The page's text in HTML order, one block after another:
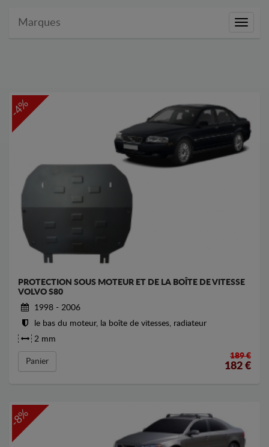
Marques
-4%
PROTECTION SOUS MOTEUR ET DE LA BOÎTE DE VITESSE
VOLVO S80
1998 - 2006
le bas du moteur, la boîte de vitesses, radiateur
2 mm
Panier
189 €
182 €
-8%